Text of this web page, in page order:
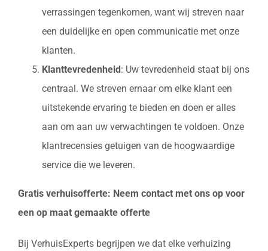
verrassingen tegenkomen, want wij streven naar
een duidelijke en open communicatie met onze
klanten.
Klanttevredenheid : Uw tevredenheid staat bij ons
centraal. We streven ernaar om elke klant een
uitstekende ervaring te bieden en doen er alles
aan om aan uw verwachtingen te voldoen. Onze
klantrecensies getuigen van de hoogwaardige
service die we leveren.
Gratis verhuisofferte: Neem contact met ons op voor
een op maat gemaakte offerte
Bij VerhuisExperts begrijpen we dat elke verhuizing